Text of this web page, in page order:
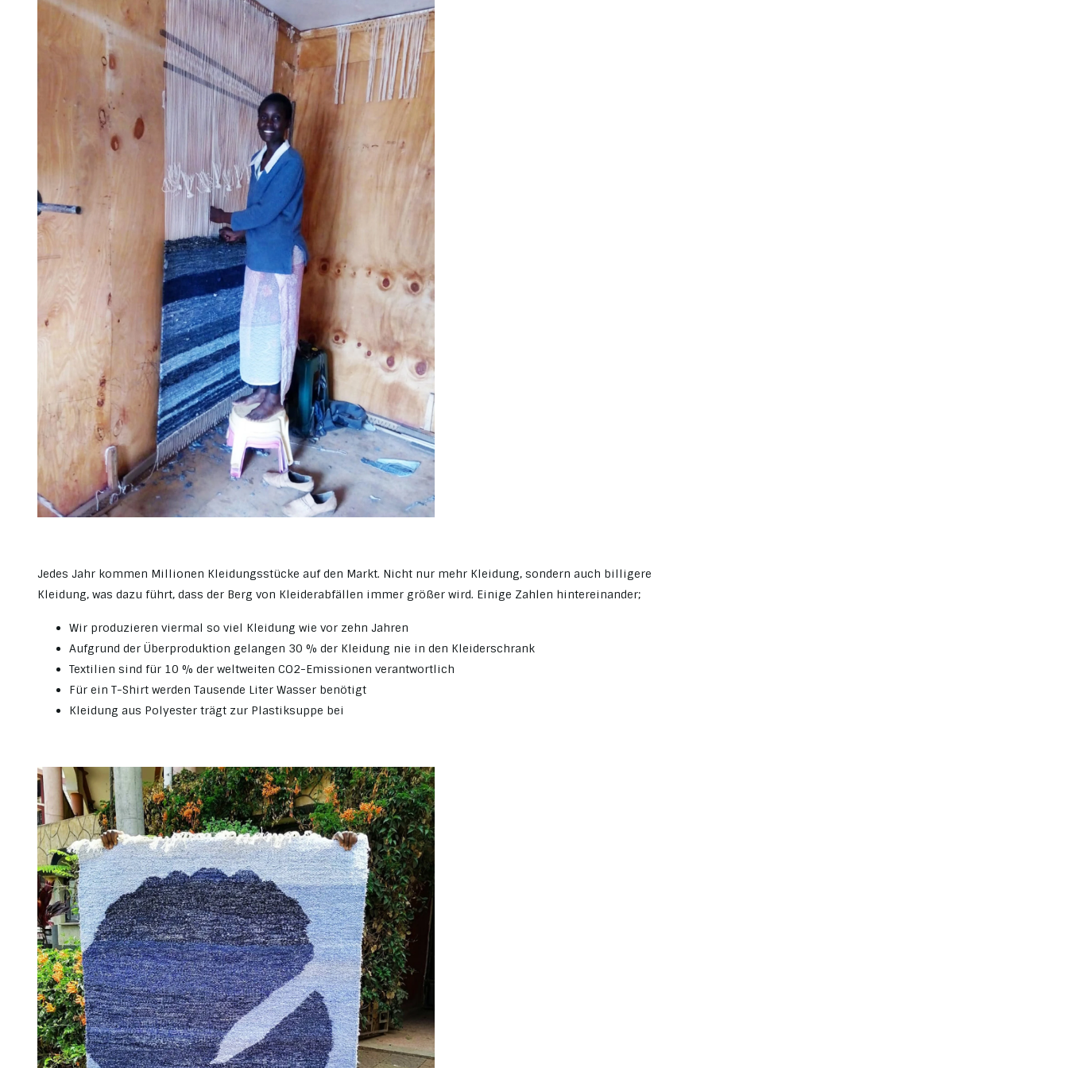
Jedes Jahr kommen Millionen Kleidungsstücke auf den Markt. Nicht nur mehr Kleidung, sondern auch billigere
Kleidung, was dazu führt, dass der Berg von Kleiderabfällen immer größer wird. Einige Zahlen hintereinander;
Wir produzieren viermal so viel Kleidung wie vor zehn Jahren
Aufgrund der Überproduktion gelangen 30 % der Kleidung nie in den Kleiderschrank
Textilien sind für 10 % der weltweiten CO2-Emissionen verantwortlich
Für ein T-Shirt werden Tausende Liter Wasser benötigt
Kleidung aus Polyester trägt zur Plastiksuppe bei